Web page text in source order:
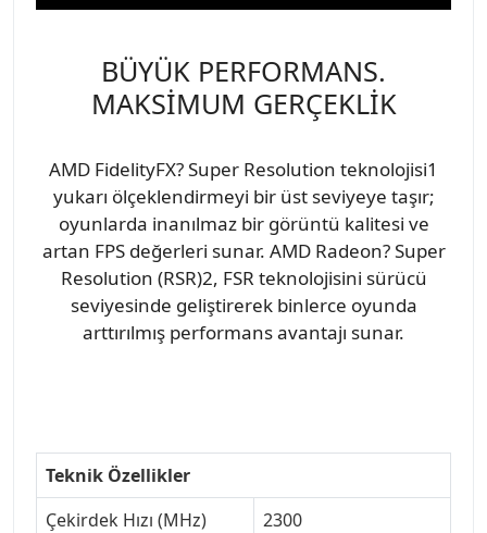
BÜYÜK PERFORMANS.
MAKSİMUM GERÇEKLİK
AMD FidelityFX? Super Resolution teknolojisi1
yukarı ölçeklendirmeyi bir üst seviyeye taşır;
oyunlarda inanılmaz bir görüntü kalitesi ve
artan FPS değerleri sunar. AMD Radeon? Super
Resolution (RSR)2, FSR teknolojisini sürücü
seviyesinde geliştirerek binlerce oyunda
arttırılmış performans avantajı sunar.
Teknik Özellikler
Çekirdek Hızı (MHz)
2300